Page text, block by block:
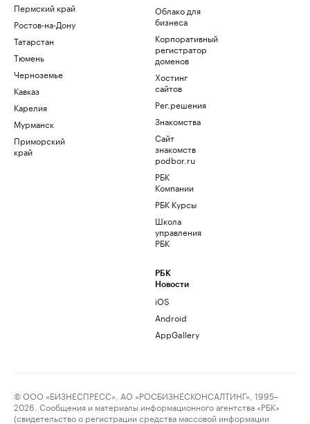
Пермский край
Ростов-на-Дону
Татарстан
Тюмень
Черноземье
Кавказ
Карелия
Мурманск
Приморский
край
Облако для
бизнеса
Корпоративный
регистратор
доменов
Хостинг
сайтов
Рег.решения
Знакомства
Сайт
знакомств
podbor.ru
РБК
Компании
РБК Курсы
Школа
управления
РБК
РБК
Новости
iOS
Android
AppGallery
© ООО «БИЗНЕСПРЕСС», АО «РОСБИЗНЕСКОНСАЛТИНГ», 1995–
2026. Сообщения и материалы информационного агентства «РБК»
(свидетельство о регистрации средства массовой информации